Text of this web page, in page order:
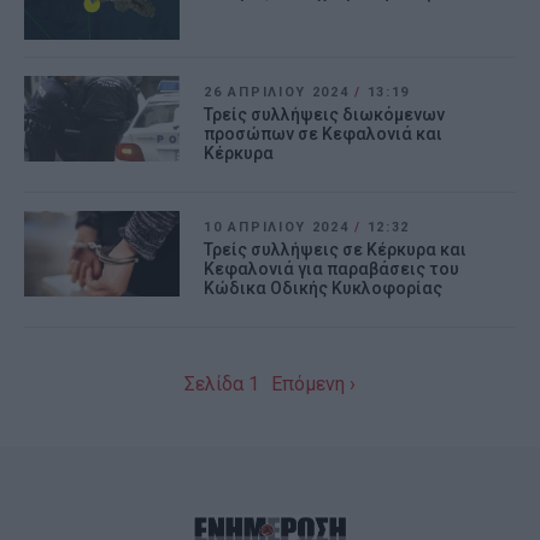
26 ΑΠΡΙΛΊΟΥ 2024 / 13:19
Τρείς συλλήψεις διωκόμενων
προσώπων σε Κεφαλονιά και
Κέρκυρα
10 ΑΠΡΙΛΊΟΥ 2024 / 12:32
Τρείς συλλήψεις σε Κέρκυρα και
Κεφαλονιά για παραβάσεις του
Κώδικα Οδικής Κυκλοφορίας
Σελίδα 1 Επόμενη ›